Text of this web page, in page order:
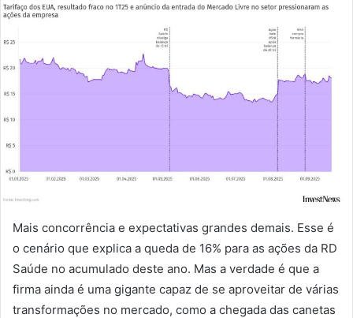
Mais concorrência e expectativas grandes demais. Esse é
o cenário que explica a queda de 16% para as ações da RD
Saúde no acumulado deste ano. Mas a verdade é que a
firma ainda é uma gigante capaz de se aproveitar de várias
transformações no mercado, como a chegada das canetas